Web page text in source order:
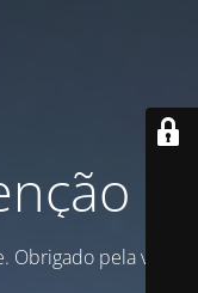
pela vossa